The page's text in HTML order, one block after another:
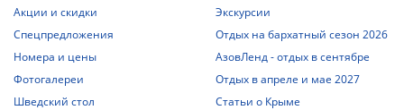
Акции и скидки
Спецпредложения
Номера и цены
Фотогалереи
Шведский стол
Экскурсии
Отдых на бархатный сезон 2026
АзовЛенд - отдых в сентябре
Отдых в апреле и мае 2027
Статьи о Крыме